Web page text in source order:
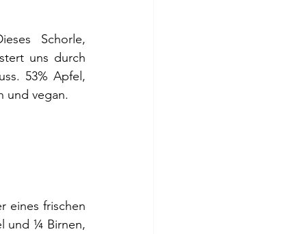
Schorle,
uns durch
53% Apfel,
und vegan.
eines frischen
und ¼ Birnen,